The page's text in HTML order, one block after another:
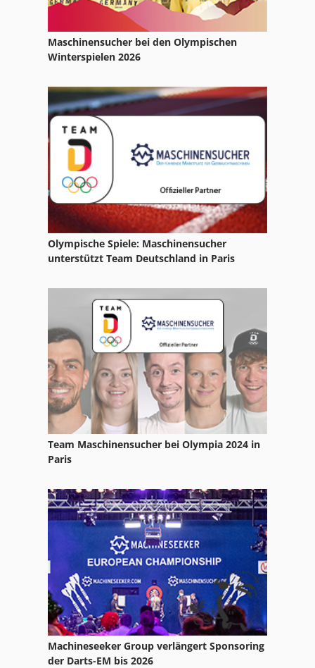
Maschinensucher bei den Olympischen
Winterspielen 2026
Olympische Spiele: Maschinensucher
unterstützt Team Deutschland in Paris
Team Maschinensucher bei Olympia 2024 in
Paris
Machineseeker Group verlängert Sponsoring
der Darts-EM bis 2026